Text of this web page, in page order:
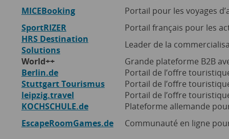
MICEBooking
Portail pour les voyages
SportRIZER
Portail français pour les
HRS Destination
Solutions
Leader de la
World++
Grande plateforme B2B
Berlin.de
Portail de l’offre
Stuttgart Tourismus
Portail de l’offre
leipzig.travel
Portail de l’offre
KOCHSCHULE.de
Plateforme allemande
EscapeRoomGames.de
Communauté en ligne